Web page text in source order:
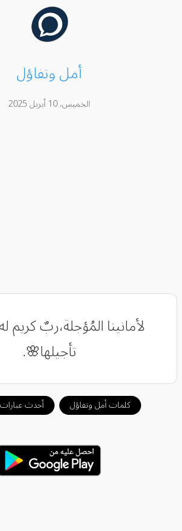
أمل وتفاؤل
الخميس، 10 أبريل 2025
لأمانينا المُؤجلة،ربٌ كريم
تأجيلها🌸.
كلمات أمل وتفاؤل أحدث